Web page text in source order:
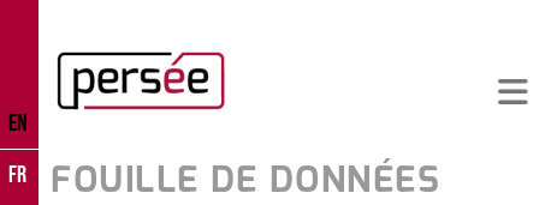
EN
FR
FOUILLE DE DONNÉES